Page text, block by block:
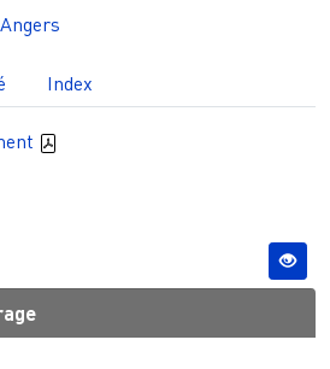
Angers
Index